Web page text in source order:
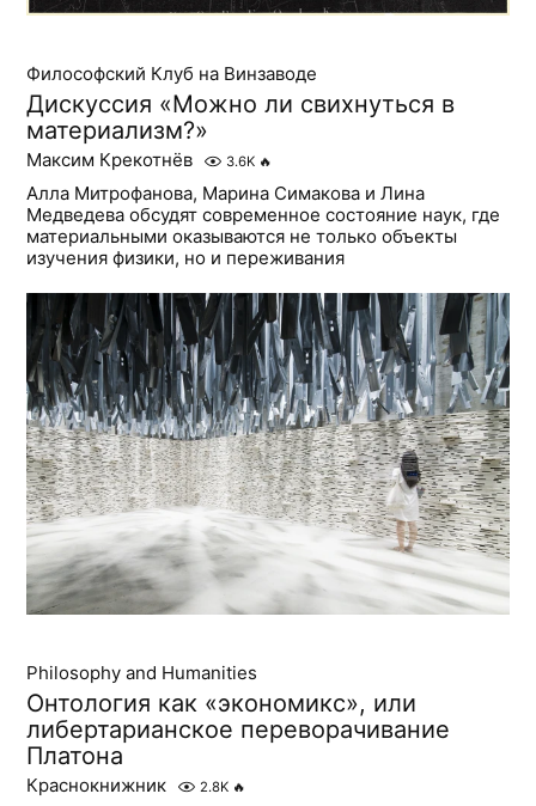
Философский Клуб на Винзаводе
Дискуссия «Можно ли свихнуться в
материализм?»
Максим Крекотнёв 3.6K 🔥
Алла Митрофанова, Марина Симакова и Лина
Медведева обсудят современное состояние наук, где
материальными оказываются не только объекты
изучения физики, но и переживания
Philosophy and Humanities
Онтология как «экономикс», или
либертарианское переворачивание
Платона
Краснокнижник 2.8K 🔥